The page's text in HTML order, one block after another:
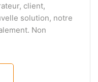
client,
solution, notre
Non